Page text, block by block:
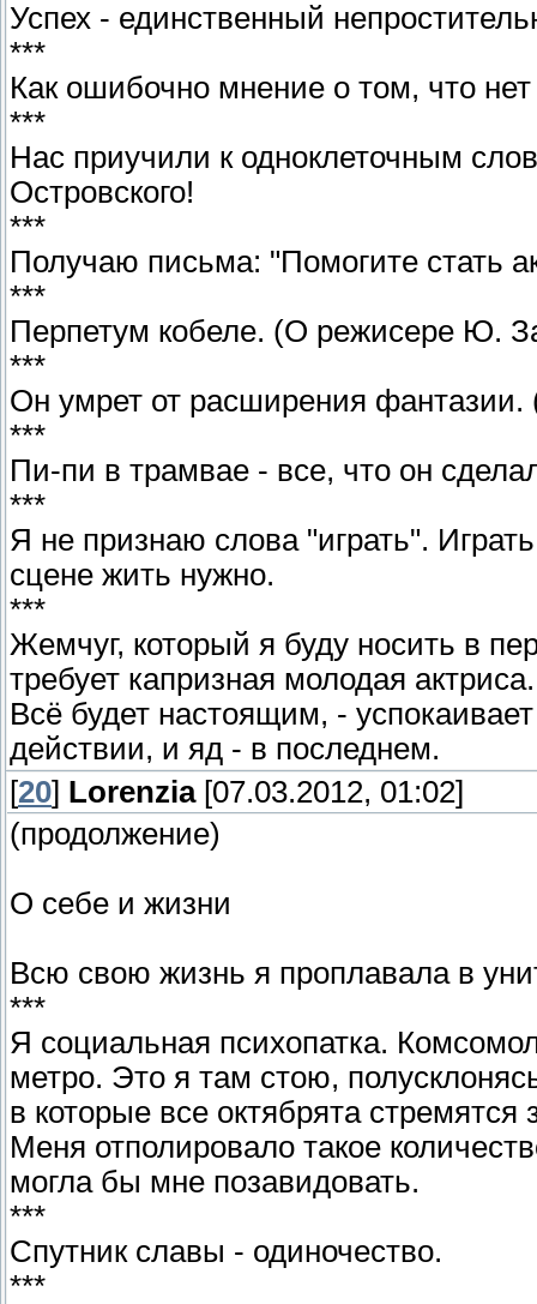
Успех - единственный
***
Как ошибочно мнение о том, что
***
Нас приучили к одноклеточным
Островского!
***
Получаю письма: "Помогите стать
***
Перпетум кобеле. (О режисере Ю.
***
Он умрет от расширения
***
Пи-пи в трамвае - все, что он
***
Я не признаю слова "играть".
сцене жить нужно.
***
Жемчуг, который я буду носить в
требует капризная молодая актриса.
Всё будет настоящим, -
действии, и яд - в последнем.
[20] Lorenzia[07.03.2012, 01:02]
(продолжение)
О себе и жизни
Всю свою жизнь я проплавала в
***
Я социальная психопатка.
метро. Это я там стою,
в которые все октябрята
Меня отполировало такое
могла бы мне позавидовать.
***
Спутник славы - одиночество.
***